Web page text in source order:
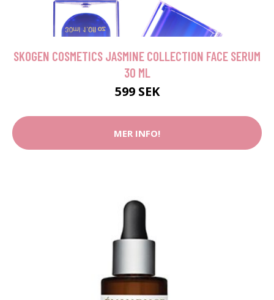
SKOGEN COSMETICS JASMINE COLLECTION FACE SERUM
30 ML
599 SEK
MER INFO!